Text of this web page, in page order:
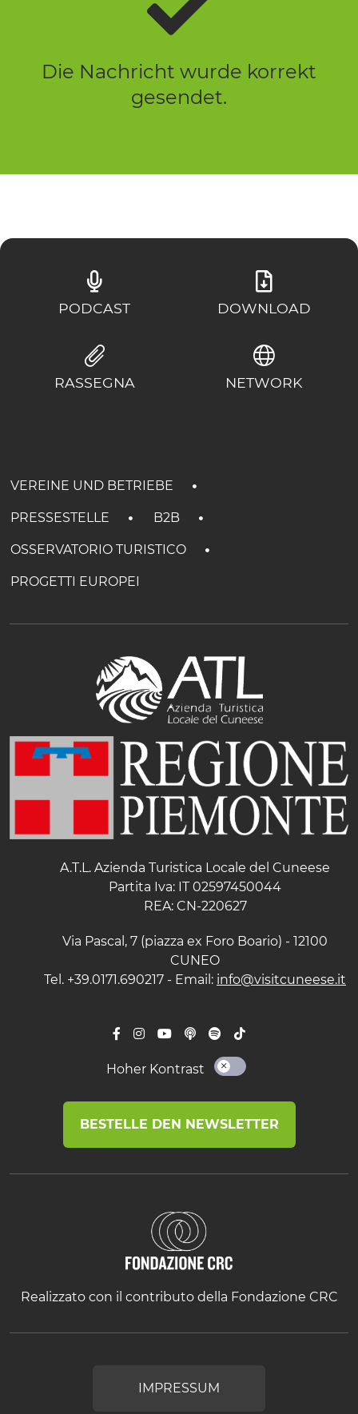
Die Nachricht wurde korrekt
gesendet.
PODCAST DOWNLOAD
RASSEGNA NETWORK
VEREINE UND BETRIEBE
PRESSESTELLE B2B
OSSERVATORIO TURISTICO
PROGETTI EUROPEI
A.T.L. Azienda Turistica Locale del Cuneese
Partita Iva: IT 02597450044
REA: CN-220627
Via Pascal, 7 (piazza ex Foro Boario) - 12100
CUNEO
Tel. +39.0171.690217 - Email: info@visitcuneese.it
Hoher Kontrast
BESTELLE DEN NEWSLETTER
Realizzato con il contributo della Fondazione CRC
IMPRESSUM